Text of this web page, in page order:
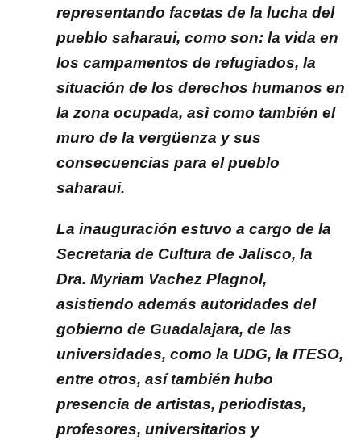
representando facetas de la lucha del
pueblo saharaui, como son: la vida en
los campamentos de refugiados, la
situación de los derechos humanos en
la zona ocupada, asì como también el
muro de la vergüenza y sus
consecuencias para el pueblo
saharaui.
La inauguración estuvo a cargo de la
Secretaria de Cultura de Jalisco, la
Dra. Myriam Vachez Plagnol,
asistiendo además autoridades del
gobierno de Guadalajara, de las
universidades, como la UDG, la ITESO,
entre otros, así también hubo
presencia de artistas, periodistas,
profesores, universitarios y